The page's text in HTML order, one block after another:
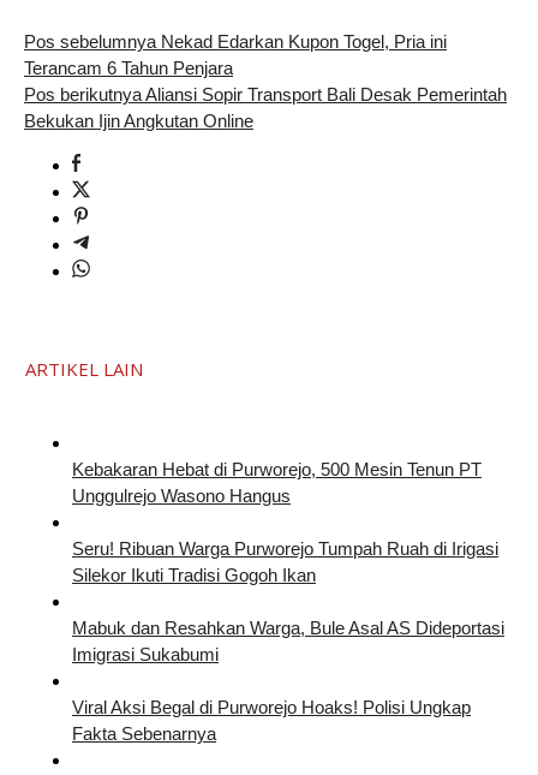
Pos sebelumnyaNekad Edarkan Kupon Togel, Pria ini
Terancam 6 Tahun Penjara
Pos berikutnyaAliansi Sopir Transport Bali Desak Pemerintah
Bekukan Ijin Angkutan Online
ARTIKEL LAIN
Kebakaran Hebat di Purworejo, 500 Mesin Tenun PT
Unggulrejo Wasono Hangus
Seru! Ribuan Warga Purworejo Tumpah Ruah di Irigasi
Silekor Ikuti Tradisi Gogoh Ikan
Mabuk dan Resahkan Warga, Bule Asal AS Dideportasi
Imigrasi Sukabumi
Viral Aksi Begal di Purworejo Hoaks! Polisi Ungkap
Fakta Sebenarnya